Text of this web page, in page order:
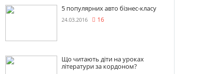
5 популярних авто бізнес-класу
24.03.2016 16
Що читають діти на уроках
літератури за кордоном?